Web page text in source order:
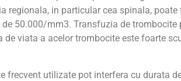
regionala, in particular cea spinala,
50.000/mm3. Transfuzia de trombocite
viata a acelor trombocite este foarte
frecvent utilizate pot interfera cu durata